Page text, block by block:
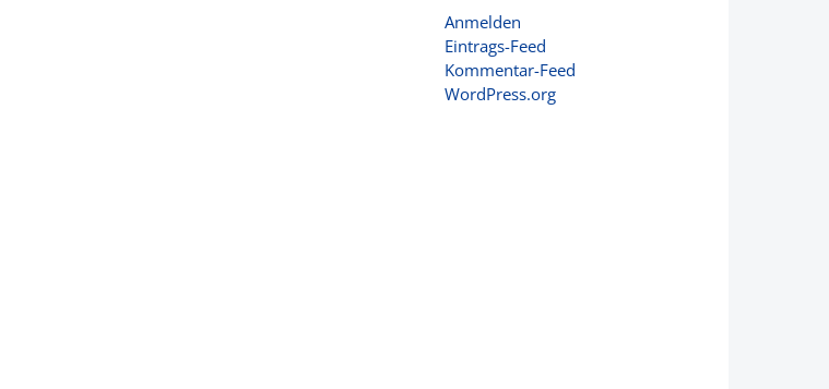
Anmelden
Eintrags-Feed
Kommentar-Feed
WordPress.org